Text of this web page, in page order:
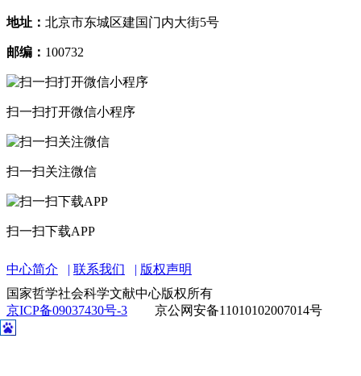
地址： 北京市东城区建国门内大街5号
邮编： 100732
扫一扫打开微信小程序
扫一扫关注微信
扫一扫下载APP
中心简介 联系我们
版权声明
国家哲学社会科学文献中心版权所有
京ICP备09037430号-3
京公网安备11010102007014号